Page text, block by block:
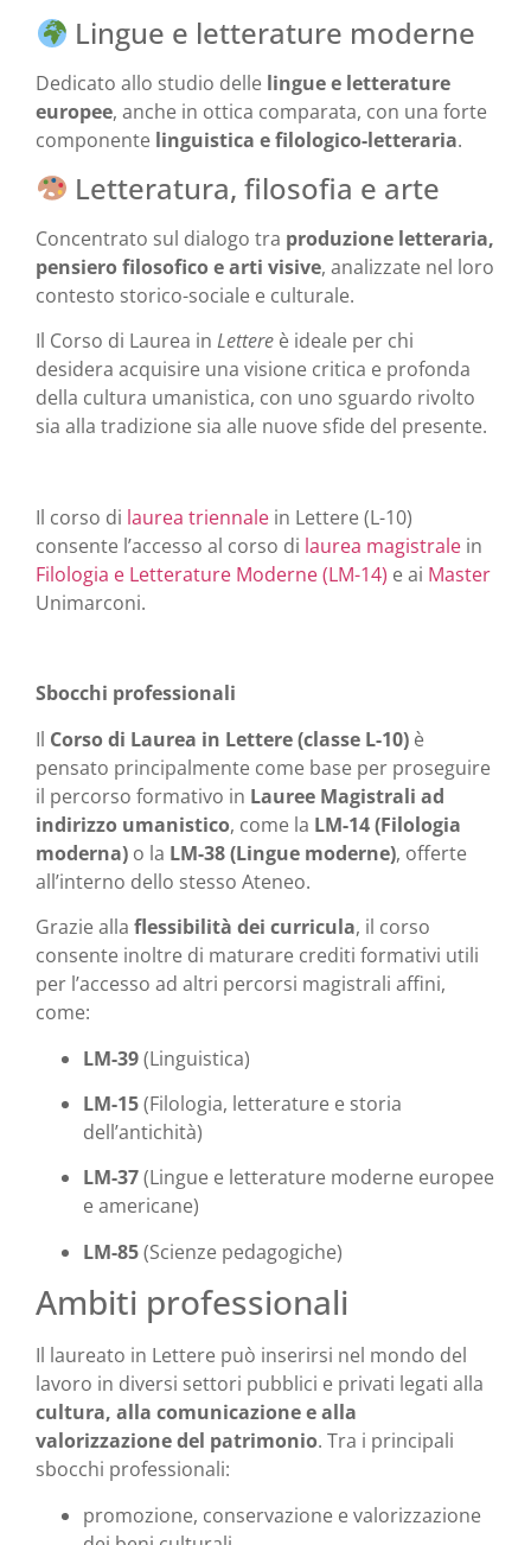
Lingue e letterature moderne
Dedicato allo studio delle lingue e letterature
europee, anche in ottica comparata, con una forte
componente linguistica e filologico-letteraria.
Letteratura, filosofia e arte
Concentrato sul dialogo tra produzione letteraria,
pensiero filosofico e arti visive, analizzate nel loro
contesto storico-sociale e culturale.
Il Corso di Laurea in Lettere è ideale per chi
desidera acquisire una visione critica e profonda
della cultura umanistica, con uno sguardo rivolto
sia alla tradizione sia alle nuove sfide del presente.
Il corso di laurea triennale in Lettere (L-10)
consente l’accesso al corso di laurea magistrale in
Filologia e Letterature Moderne (LM-14) e ai Master
Unimarconi.
Sbocchi professionali
Il Corso di Laurea in Lettere (classe L-10) è
pensato principalmente come base per proseguire
il percorso formativo in Lauree Magistrali ad
indirizzo umanistico, come la LM-14 (Filologia
moderna) o la LM-38 (Lingue moderne), offerte
all’interno dello stesso Ateneo.
Grazie alla flessibilità dei curricula, il corso
consente inoltre di maturare crediti formativi utili
per l’accesso ad altri percorsi magistrali affini,
come:
LM-39(Linguistica)
LM-15(Filologia, letterature e storia
dell’antichità)
LM-37(Lingue e letterature moderne europee
e americane)
LM-85(Scienze pedagogiche)
Ambiti professionali
Il laureato in Lettere può inserirsi nel mondo del
lavoro in diversi settori pubblici e privati legati alla
cultura, alla comunicazione e alla
valorizzazione del patrimonio. Tra i principali
sbocchi professionali:
promozione, conservazione e valorizzazione